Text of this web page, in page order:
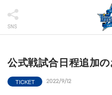
SNS
公式戦試合日程追加
TICKET 2022/9/12